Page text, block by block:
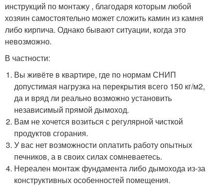
инструкций по монтажу , благодаря которым любой
хозяин самостоятельно может сложить камин из камня
либо кирпича. Однако бывают ситуации, когда это
невозможно.
В частности:
Вы живёте в квартире, где по нормам СНИП
допустимая нагрузка на перекрытия всего 150 кг/м2,
да и вряд ли реально возможно установить
независимый прямой дымоход.
Вам не хочется возиться с регулярной чисткой
продуктов сгорания.
У вас нет возможности оплатить работу опытных
печников, а в своих силах сомневаетесь.
Нереален монтаж фундамента либо дымохода из-за
конструктивных особенностей помещения.